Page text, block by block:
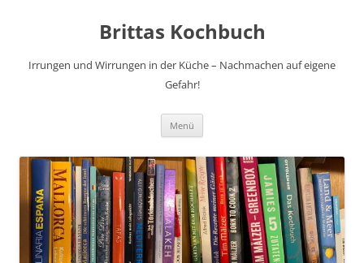
Brittas Kochbuch
Irrungen und Wirrungen in der Küche – Nachmachen auf eigene
Gefahr!
Menü